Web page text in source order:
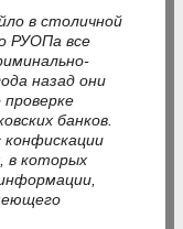
в столичной
РУОПа все
назад они
банков.
конфискации
в которых